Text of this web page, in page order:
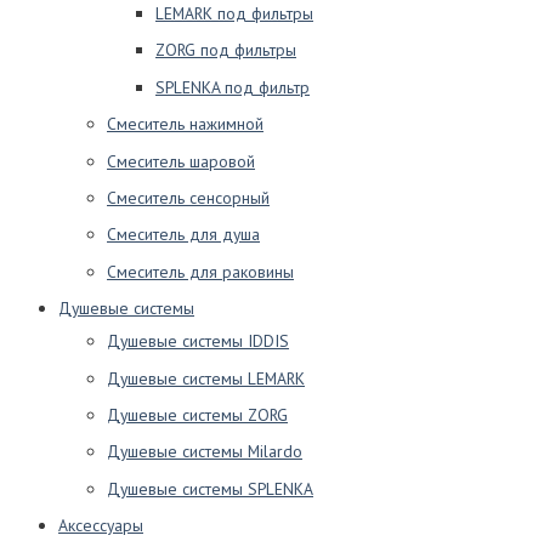
LEMARK под фильтры
ZORG под фильтры
SPLENKA под фильтр
Смеситель нажимной
Смеситель шаровой
Смеситель сенсорный
Смеситель для душа
Смеситель для раковины
Душевые системы
Душевые системы IDDIS
Душевые системы LEMARK
Душевые системы ZORG
Душевые системы Milardo
Душевые системы SPLENKA
Аксессуары